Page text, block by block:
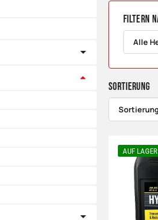
Filtern
Alle
Sortierung
Sortierung
AUF LAGER